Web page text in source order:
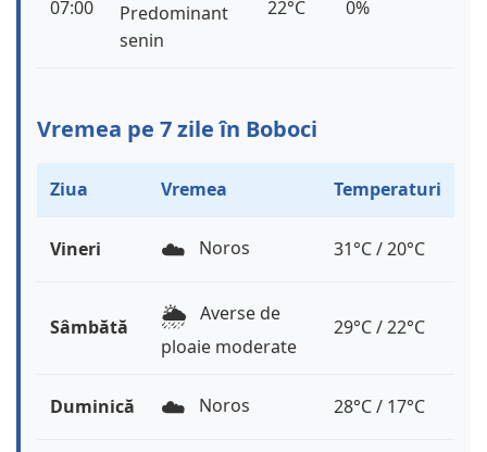
07:00
Predominant
senin
22°C 0%
Vremea pe 7 zile în Boboci
Ziua Vremea Temperaturi
Vineri ☁️ Noros 31°C / 20°C
Sâmbătă 🌦️ Averse de
ploaie moderate
29°C / 22°C
Duminică ☁️ Noros 28°C / 17°C